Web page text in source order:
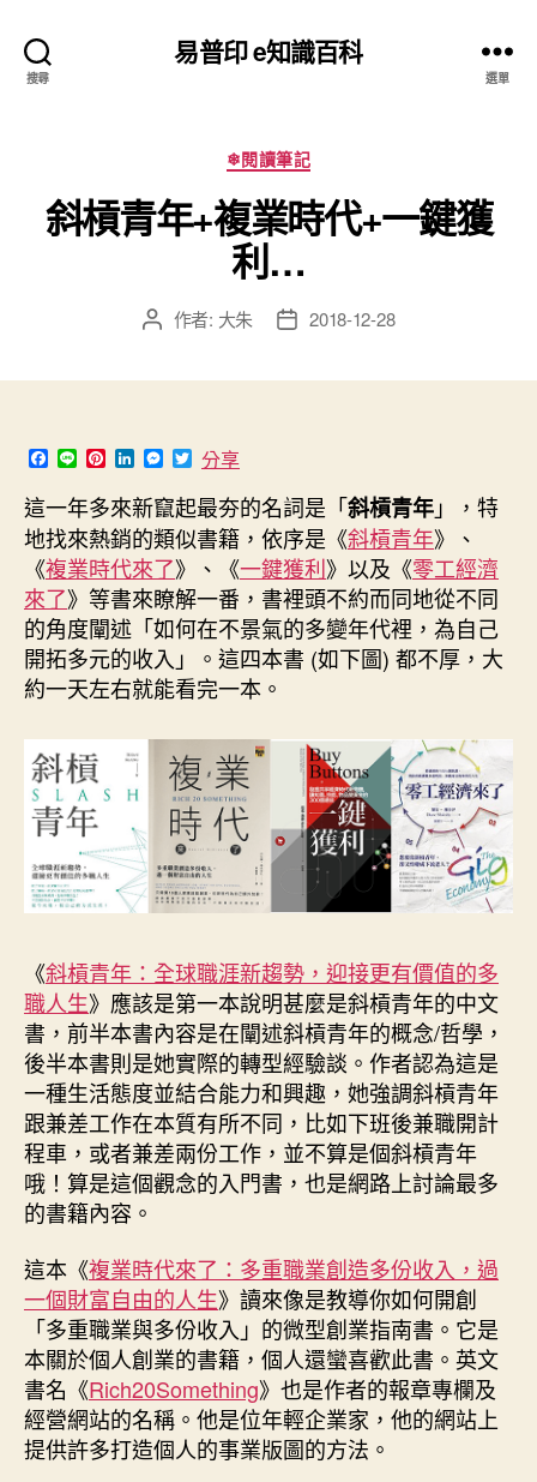
搜尋
易普印 e知識百科
選單
分
類
❄閱讀筆記
斜槓青年+複業時代+一鍵獲
利…
文 作者: 大朱
文 2018-12-28
F
a
e
b
o
o
k
L
n
e
P
n
t
e
r
e
s
t
L
n
k
e
d
I
n
M
e
s
s
e
n
g
e
r
T
w
i
t
t
e
分享
這一年多來新竄起最夯的名詞是「斜槓青年」，特
地找來熱銷的類似書籍，依序是《斜槓青年》、
《複業時代來了》、《一鍵獲利》以及《零工經濟
來了》等書來瞭解一番，書裡頭不約而同地從不同
的角度闡述「如何在不景氣的多變年代裡，為自己
開拓多元的收入」。這四本書 (如下圖) 都不厚，大
約一天左右就能看完一本。
《斜槓青年：全球職涯新趨勢，迎接更有價值的多
職人生》應該是第一本說明甚麼是斜槓青年的中文
書，前半本書內容是在闡述斜槓青年的概念/哲學，
後半本書則是她實際的轉型經驗談。作者認為這是
一種生活態度並結合能力和興趣，她強調斜槓青年
跟兼差工作在本質有所不同，比如下班後兼職開計
程車，或者兼差兩份工作，並不算是個斜槓青年
哦！算是這個觀念的入門書，也是網路上討論最多
的書籍內容。
這本《複業時代來了：多重職業創造多份收入，過
一個財富自由的人生》讀來像是教導你如何開創
「多重職業與多份收入」的微型創業指南書。它是
本關於個人創業的書籍，個人還蠻喜歡此書。英文
書名《Rich20Something》也是作者的報章專欄及
經營網站的名稱。他是位年輕企業家，他的網站上
提供許多打造個人的事業版圖的方法。